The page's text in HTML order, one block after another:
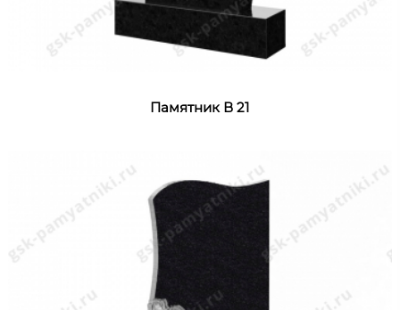
Памятник В 21